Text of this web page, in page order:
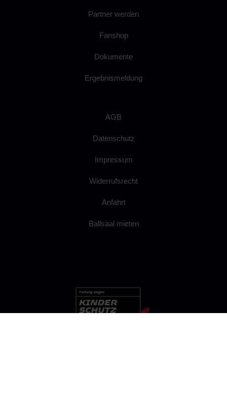
Partner werden
Fanshop
Dokumente
Ergebnismeldung
AGB
Datenschutz
Impressum
Widerrufsrecht
Anfahrt
Ballsaal mieten